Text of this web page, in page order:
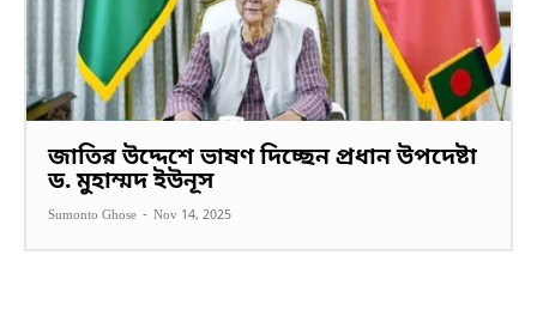
জাতির উদ্দেশে ভাষণ দিচ্ছেন প্রধান উপদেষ্টা
ড. মুহাম্মদ ইউনূস
Sumonto Ghose - Nov 14, 2025